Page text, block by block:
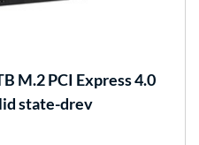
M.2 PCI Express 4.0
state-drev